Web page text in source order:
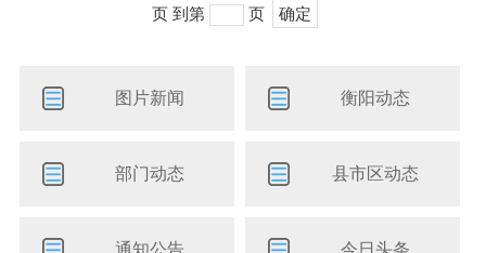
页到第 页 确定
图片新闻 衡阳动态
部门动态 县市区动态
通知公告 今日头条